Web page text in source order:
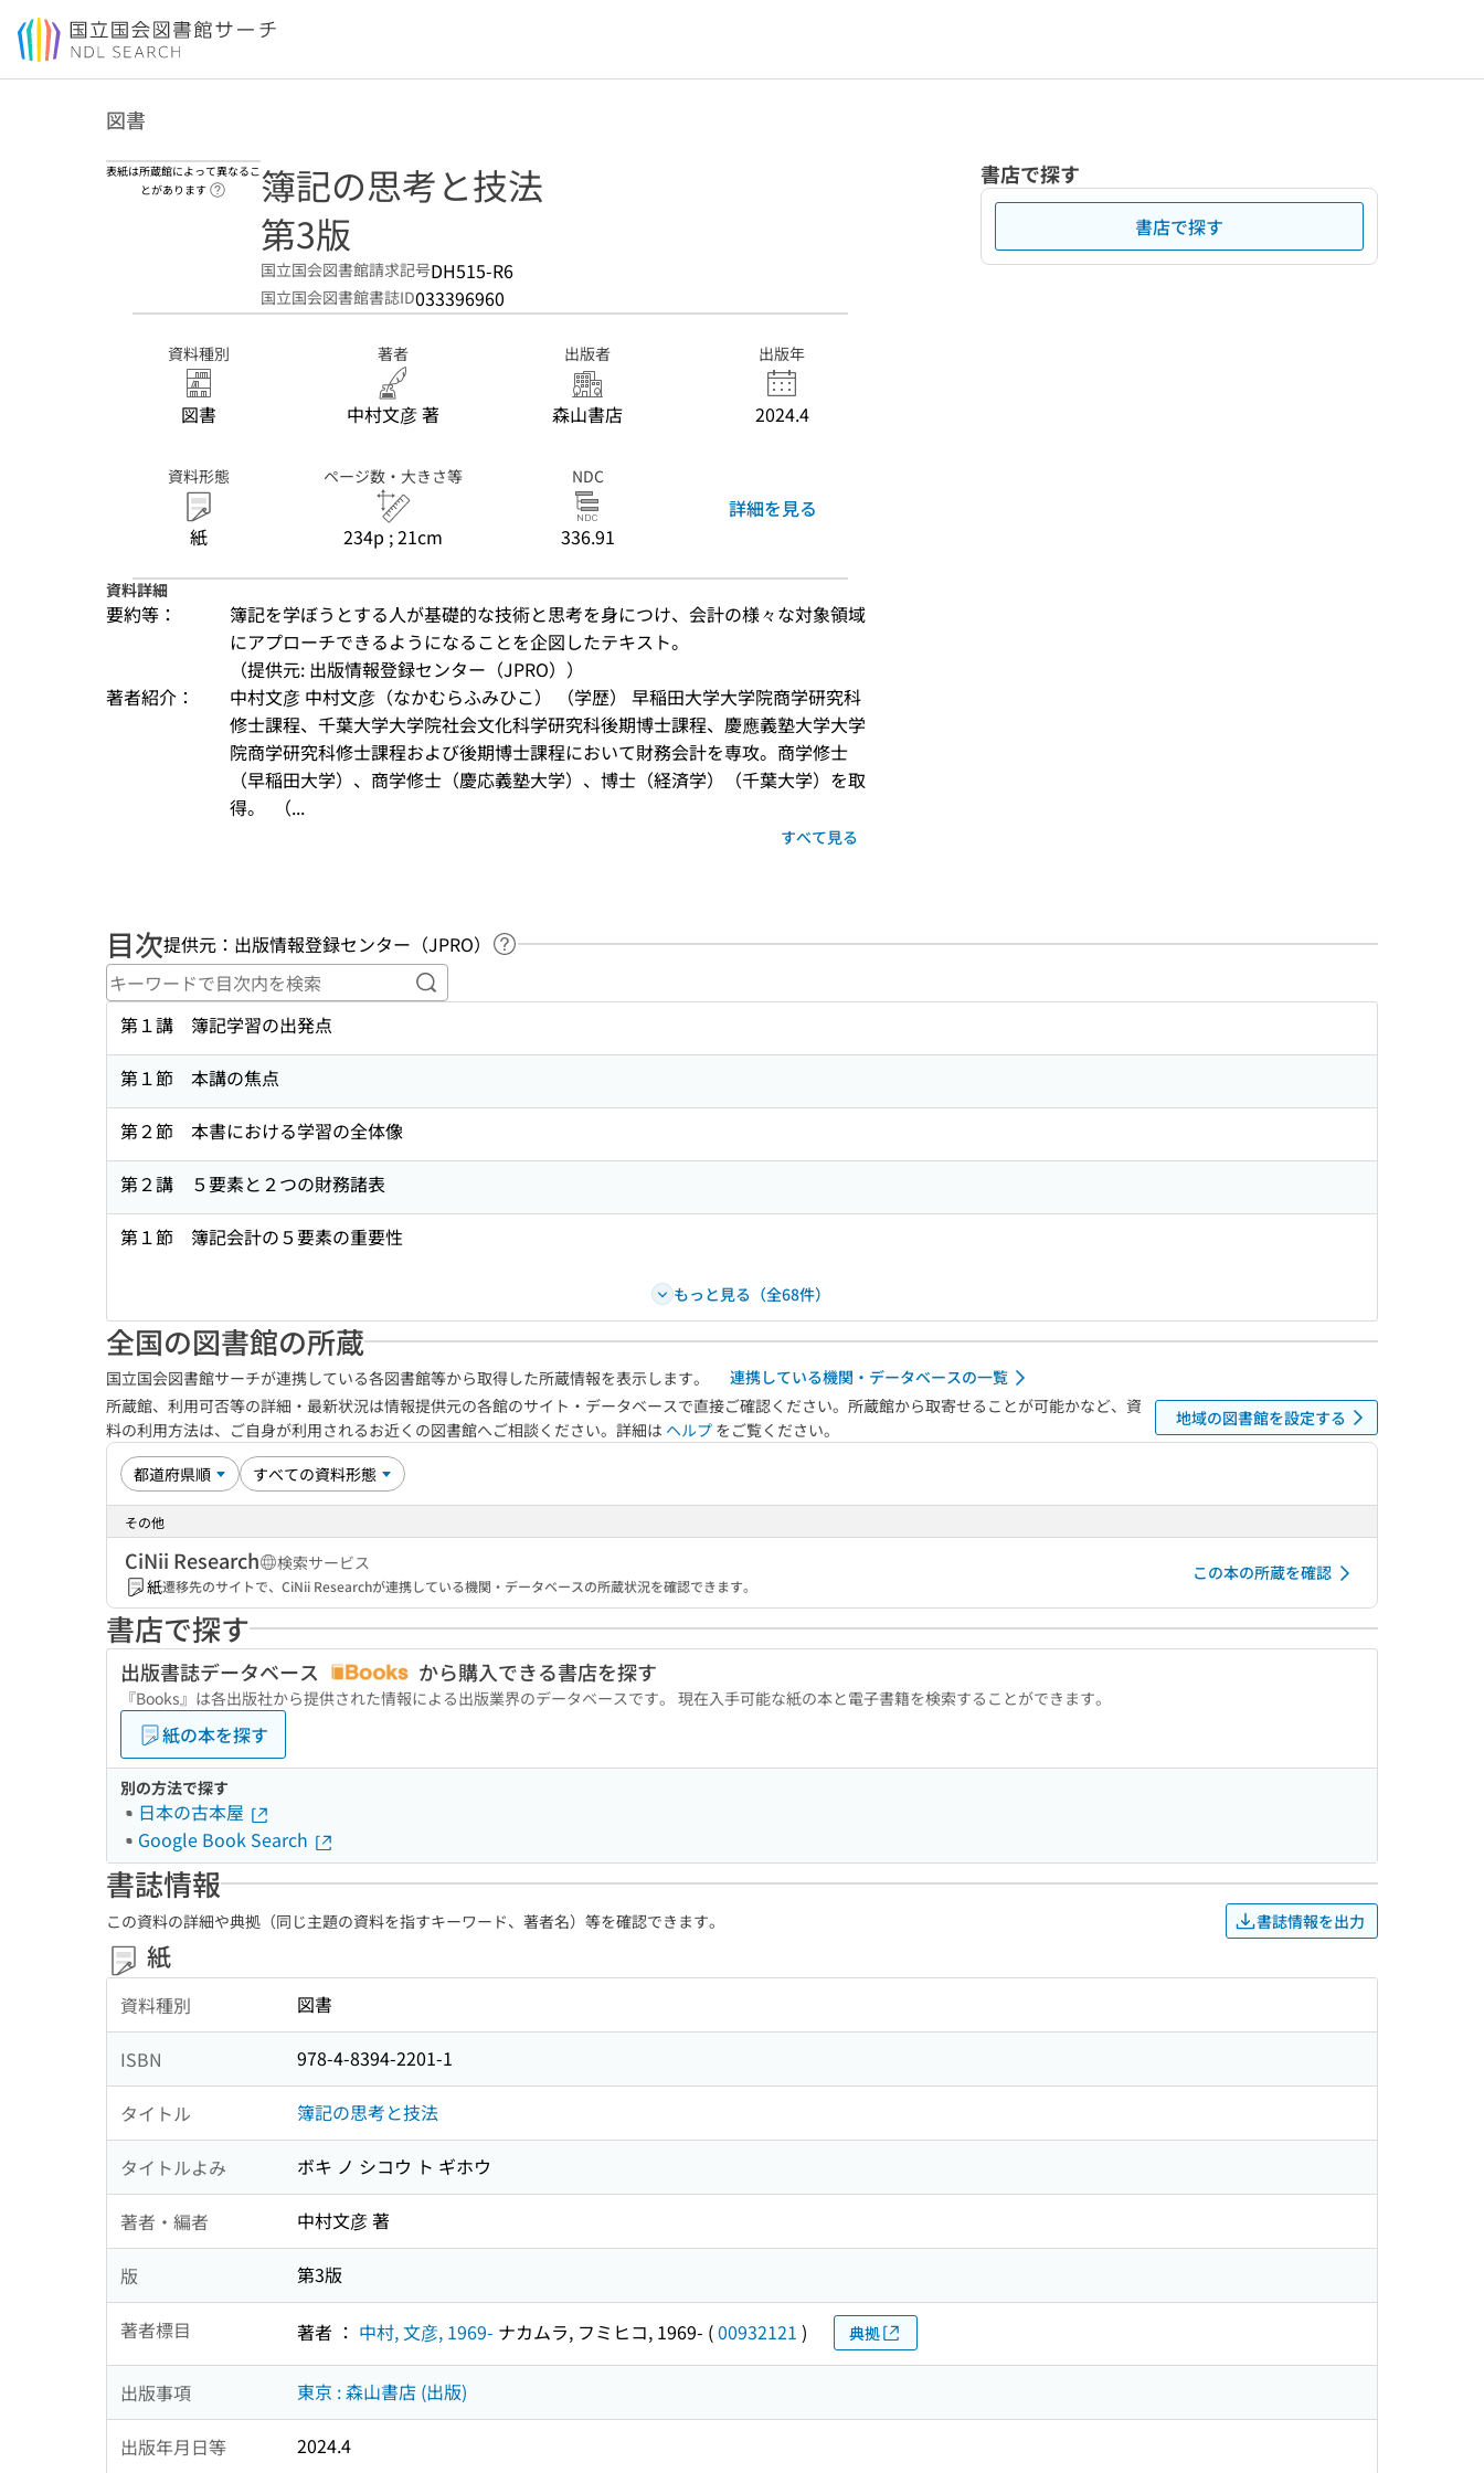
本文へ移動
図書
表紙は所蔵館によって異なるこ
とがあります
ヘルプページへのリンク
簿記の思考と技法
第3版
国立国会図書館請求記号DH515-R6
国立国会図書館書誌ID033396960
資料種別
図書
著者
中村文彦 著
出版者
森山書店
出版年
2024.4
資料形態
紙
ページ数・大きさ等
234p ; 21cm
NDC
336.91
詳細を見る
資料詳細
要約等：
簿記を学ぼうとする人が基礎的な技術と思考を身につけ、会計の様々な対象領域
にアプローチできるようになることを企図したテキスト。
（提供元: 出版情報登録センター（JPRO））
著者紹介：
中村文彦 中村文彦（なかむらふみひこ） （学歴） 早稲田大学大学院商学研究科
修士課程、千葉大学大学院社会文化科学研究科後期博士課程、慶應義塾大学大学
院商学研究科修士課程および後期博士課程において財務会計を専攻。商学修士
（早稲田大学）、商学修士（慶応義塾大学）、博士（経済学）（千葉大学）を取
得。  （...
すべて見る
書店で探す
書店で探す
目次提供元：出版情報登録センター（JPRO）
ヘルプページへのリンク
キーワードで目次内を検索
第１講 簿記学習の出発点
第１節 本講の焦点
第２節 本書における学習の全体像
第２講 ５要素と２つの財務諸表
第１節 簿記会計の５要素の重要性
もっと見る（全68件）
全国の図書館の所蔵
国立国会図書館サーチが連携している各図書館等から取得した所蔵情報を表示します。
連携している機関・データベースの一覧
所蔵館、利用可否等の詳細・最新状況は情報提供元の各館のサイト・データベースで直接ご確認ください。所蔵館から取寄せることが可能かなど、資
料の利用方法は、ご自身が利用されるお近くの図書館へご相談ください。詳細は ヘルプ をご覧ください。
地域の図書館を設定する
その他
CiNii Research
検索サービス
紙遷移先のサイトで、CiNii Researchが連携している機関・データベースの所蔵状況を確認できます。
この本の所蔵を確認
書店で探す
出版書誌データベース から購入できる書店を探す
『Books』は各出版社から提供された情報による出版業界のデータベースです。 現在入手可能な紙の本と電子書籍を検索することができます。
紙の本を探す
別の方法で探す
日本の古本屋
Google Book Search
書誌情報
この資料の詳細や典拠（同じ主題の資料を指すキーワード、著者名）等を確認できます。 書誌情報を出力
紙
資料種別 図書
ISBN 978-4-8394-2201-1
タイトル 簿記の思考と技法
タイトルよみ ボキ ノ シコウ ト ギホウ
著者・編者 中村文彦 著
版 第3版
著者標目 著者 ： 中村, 文彦, 1969- ナカムラ, フミヒコ, 1969- (00932121 ) 典拠
出版事項 東京 : 森山書店 (出版)
出版年月日等 2024.4